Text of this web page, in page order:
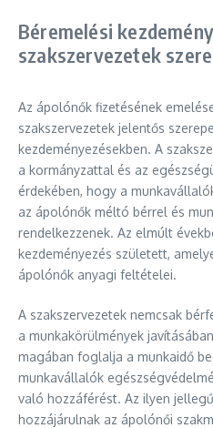
Béremelési
szakszervezetek
Az ápolónők fizetésének
szakszervezetek jelentős
kezdeményezésekben. A
a kormányzattal és az
érdekében, hogy a
az ápolónők méltó bérrel és
rendelkezzenek. Az elmúlt
kezdeményezés született,
ápolónők anyagi feltételei.
A szakszervezetek nemcsak
a munkakörülmények
magában foglalja a munkaidő
munkavállalók
való hozzáférést. Az ilyen
hozzájárulnak az ápolónői